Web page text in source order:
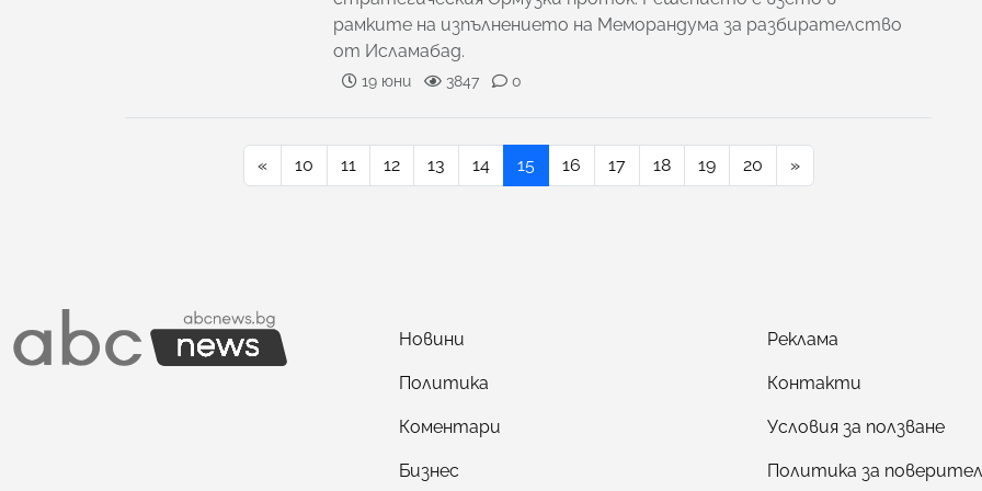
рамките на изпълнението на Меморандума за разбирателство
от Исламабад.
19 юни 3847 0
« 10 11 12 13 14 15 16 17 18 19 20 »
Новини
Политика
Коментари
Бизнес
Реклама
Контакти
Условия за ползване
Политика за